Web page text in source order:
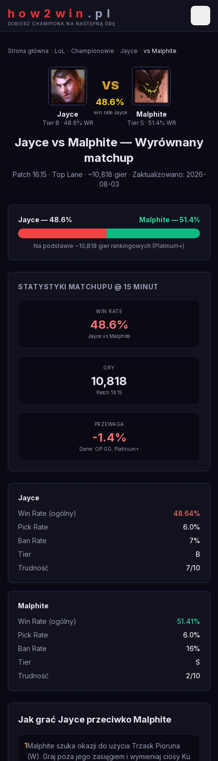
how2win . pl
DOBIERZ CHAMPIONA NA NASTĘPNĄ GRĘ
Strona główna LoL Championowie Jayce vs Malphite
Jayce
Tier B · 48.6% WR
VS
48.6%
win rate Jayce Malphite
Tier S · 51.4% WR
Jayce vs Malphite — Wyrównany
matchup
Patch 16.15 · Top Lane · ~10,818 gier· Zaktualizowano: 2026-
08-03
Jayce — 48.6% Malphite —51.4%
Na podstawie ~10,818 gier rankingowych (Platinum+)
STATYSTYKI MATCHUPU @ 15 MINUT
WIN RATE
48.6%
Jayce vs Malphite
GRY
10,818
Patch 16.15
PRZEWAGA
-1.4%
Dane: OP.GG, Platinum+
Jayce
Win Rate (ogólny)
48.64%
Pick Rate
6.0%
Ban Rate
7%
Tier
B
Trudność
7/10
Malphite
Win Rate (ogólny)
51.41%
Pick Rate
6.0%
Ban Rate
16%
Tier
S
Trudność
2/10
Jak grać Jayce przeciwko Malphite
1Malphite szuka okazji do użycia Trzask Pioruna
(W). Graj poza jego zasięgiem i wymieniaj ciosy Ku